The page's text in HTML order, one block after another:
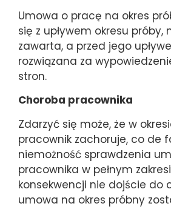
Umowa o pracę na okres
się z upływem okresu próby,
zawarta, a przed jego
rozwiązana za
stron.
Choroba pracownika
Zdarzyć się może, że w
pracownik zachoruje, co de
niemożność sprawdzenia
pracownika w pełnym
konsekwencji nie dojście do
umowa na okres próbny